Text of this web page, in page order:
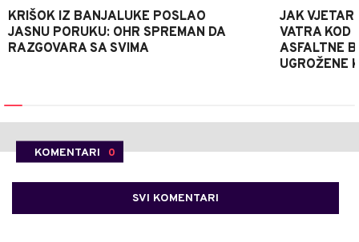
KRIŠOK IZ BANJALUKE POSLAO
JASNU PORUKU: OHR SPREMAN DA
RAZGOVARA SA SVIMA
JAK VJETAR
VATRA KOD
ASFALTNE
UGROŽENE
KOMENTARI 0
SVI KOMENTARI